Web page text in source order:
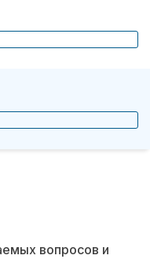
вопросов и